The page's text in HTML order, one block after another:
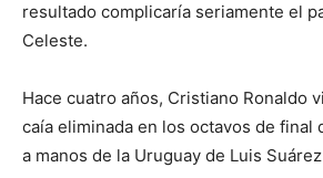
resultado complicaría seriamente el
Celeste.
Hace cuatro años, Cristiano Ronaldo
caía eliminada en los octavos de final
a manos de la Uruguay de Luis